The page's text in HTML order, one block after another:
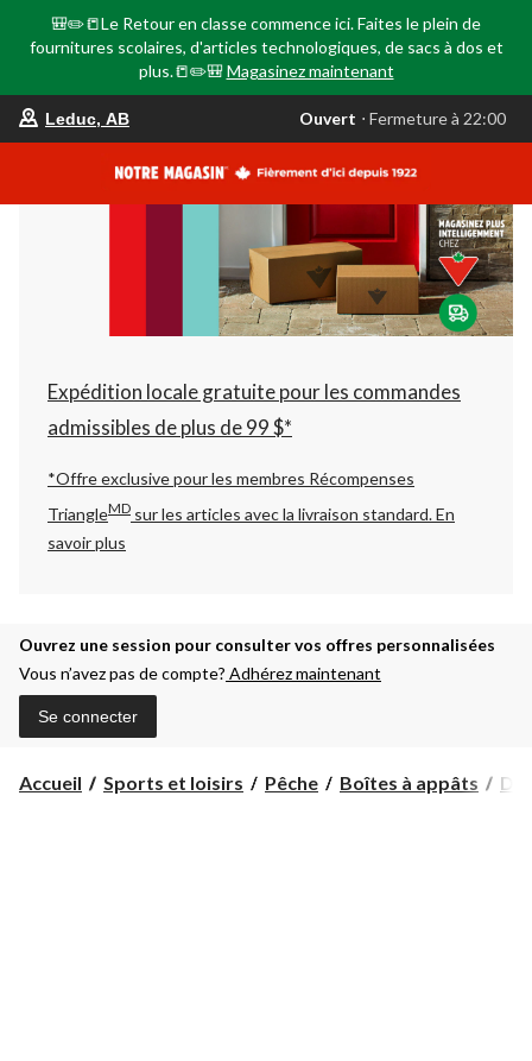
🎒✏️📒Le Retour en classe commence ici. Faites le plein de
fournitures scolaires, d'articles technologiques, de sacs à dos et
plus.📒✏️🎒 Magasinez maintenant
votre
est
AB,
Ouvert,
Fermeture
à
22:00
changer
Leduc, AB Ouvert ⋅ Fermeture à 22:00
Expédition locale gratuite pour les commandes
admissibles de plus de 99 $*
*Offre exclusive pour les membres Récompenses
TriangleMD sur les articles avec la livraison standard.En
savoir plus
Ouvrez une session pour consulter vos offres personnalisées
Vous n’avez pas de compte? Adhérez maintenant
Se connecter
Accueil Sports et loisirs Pêche Boîtes à appâts